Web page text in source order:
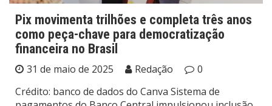
Pix movimenta trilhões e completa três anos
como peça-chave para democratização
financeira no Brasil
31 de maio de 2025 Redação
0
Crédito: banco de dados do Canva Sistema de